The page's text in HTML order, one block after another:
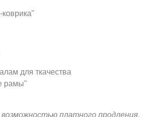
для ткачества
рамы"
возможностью платного продления.